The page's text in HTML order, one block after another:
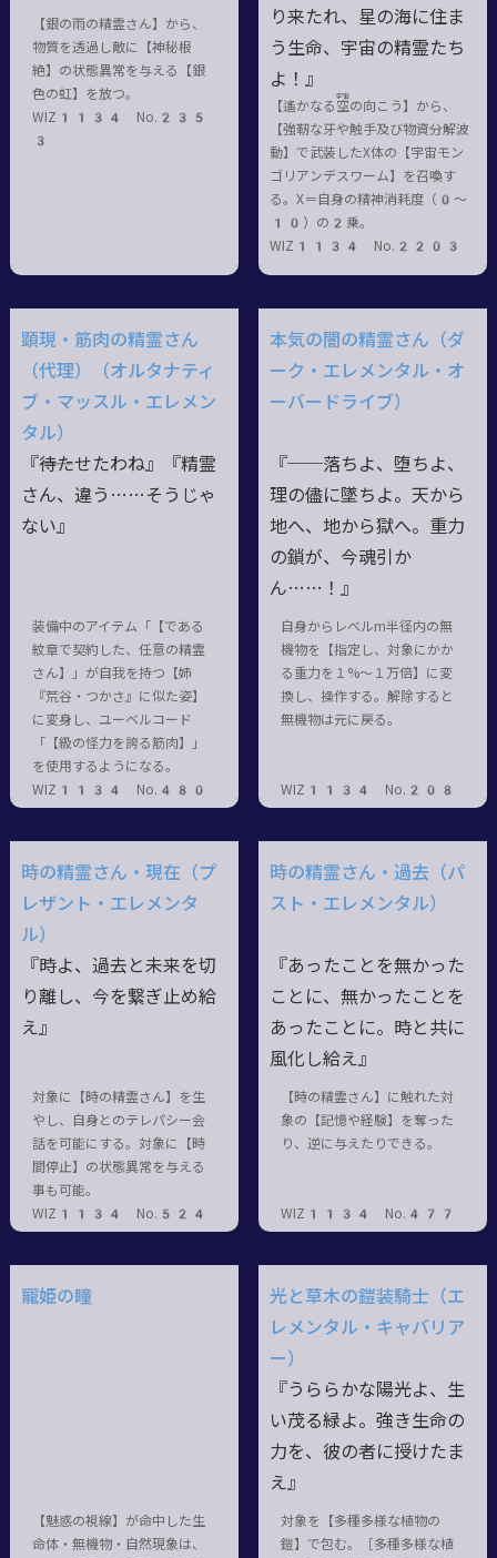
【銀の雨の精霊さん】から、
物質を透過し敵に【神秘根
絶】の状態異常を与える【銀
色の虹】を放つ。
WIZ1134 No.235
3
り来たれ、星の海に住ま
う生命、宇宙の精霊たち
よ！』
【遙かなる 空
宇宙
の向こう】から、
【強靭な牙や触手及び物資分解波
動】で武装したX体の【宇宙モン
ゴリアンデスワーム】を召喚す
る。X＝自身の精神消耗度（0〜
10）の2乗。
WIZ1134 No.2203
顕現・筋肉の精霊さん
（代理）（オルタナティ
ブ・マッスル・エレメン
タル）
『――待たせたわね』『精霊
さん、違う……そうじゃ
ない』
装備中のアイテム「【である
紋章で契約した、任意の精霊
さん】」が自我を持つ【姉
『荒谷・つかさ』に似た姿】
に変身し、ユーベルコード
「【級の怪力を誇る筋肉】」
を使用するようになる。
WIZ1134 No.480
本気の闇の精霊さん（ダ
ーク・エレメンタル・オ
ーバードライブ）
『──落ちよ、堕ちよ、
理の儘に墜ちよ。天から
地へ、地から獄へ。重力
の鎖が、今魂引か
ん……！』
自身からレベルm半径内の無
機物を【指定し、対象にかか
る重力を１%～１万倍】に変
換し、操作する。解除すると
無機物は元に戻る。
WIZ1134 No.208
時の精霊さん・現在（プ
レザント・エレメンタ
ル）
『時よ、過去と未来を切
り離し、今を繋ぎ止め給
え』
対象に【時の精霊さん】を生
やし、自身とのテレパシー会
話を可能にする。対象に【時
間停止】の状態異常を与える
事も可能。
WIZ1134 No.524
時の精霊さん・過去（パ
スト・エレメンタル）
『あったことを無かった
ことに、無かったことを
あったことに。時と共に
風化し給え』
【時の精霊さん】に触れた対
象の【記憶や経験】を奪った
り、逆に与えたりできる。
WIZ1134 No.477
寵姫の瞳
【魅惑の視線】が命中した生
命体・無機物・自然現象は、
光と草木の鎧装騎士（エ
レメンタル・キャバリア
ー）
『うららかな陽光よ、生
い茂る緑よ。強き生命の
力を、彼の者に授けたま
え』
対象を【多種多様な植物の
鎧】で包む。［多種多様な植